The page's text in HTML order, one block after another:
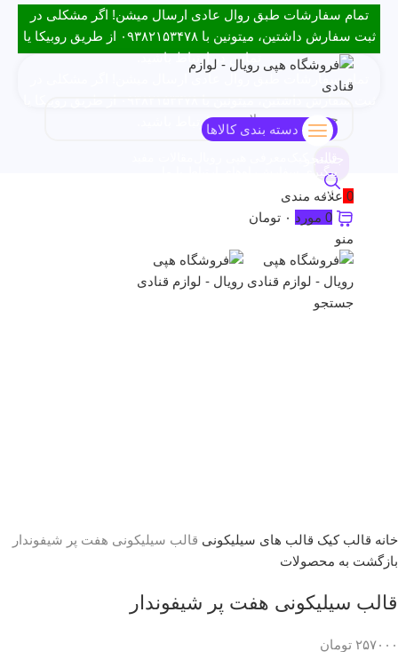
تمام سفارشات طبق روال عادی ارسال میشن! اگر مشکلی در
ثبت سفارش داشتین، میتونین با ۰۹۳۸۲۱۵۳۴۷۸ از طریق روبیکا یا
تماس در ارتباط باشید.
تمام سفارشات طبق روال عادی ارسال میشن! اگر مشکلی در
تماس در ارتباط باشید.
0 علاقه مندی
0 مورد ۰ تومان
منو
جستجو
دسته بندی کالاها
پیگیری سفارش
ورود / ثبت نام
خانه قالب کیک قالب های سیلیکونی قالب سیلیکونی هفت پر شیفوندار
بازگشت به محصولات
قالب سیلیکونی هفت پر شیفوندار
۲۵۷۰۰۰ تومان